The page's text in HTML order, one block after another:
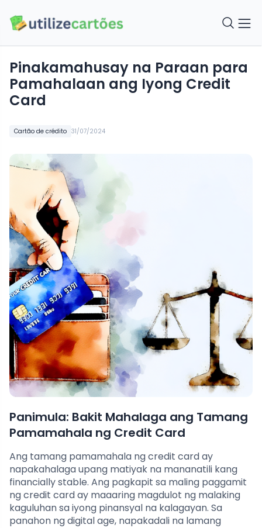
Cartão de crédito 31/07/2024
Pinakamahusay na Paraan para
Pamahalaan ang Iyong Credit
Card
Panimula: Bakit Mahalaga ang Tamang
Pamamahala ng Credit Card
Ang tamang pamamahala ng credit card ay
napakahalaga upang matiyak na mananatili kang
financially stable. Ang pagkapit sa maling paggamit
ng credit card ay maaaring magdulot ng malaking
kaguluhan sa iyong pinansyal na kalagayan. Sa
panahon ng digital age, napakadali na lamang